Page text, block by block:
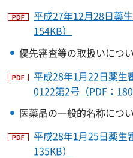
平成27年12月28日薬
154KB）
優先審査等の取扱いにつ
平成28年1月22日薬生
0122第2号（PDF：
医薬品の一般的名称につ
平成28年1月25日薬生
135KB）